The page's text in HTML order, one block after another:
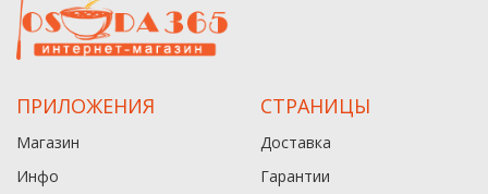
ПРИЛОЖЕНИЯ
Магазин
Инфо
СТРАНИЦЫ
Доставка
Гарантии